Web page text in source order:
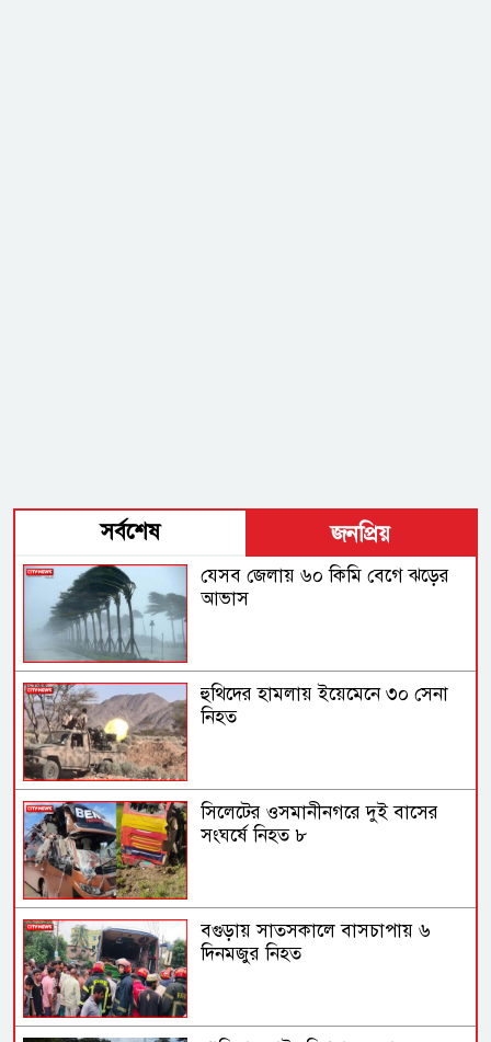
সর্বশেষ জনপ্রিয়
যেসব জেলায় ৬০ কিমি বেগে ঝড়ের
আভাস
হুথিদের হামলায় ইয়েমেনে ৩০ সেনা
নিহত
সিলেটের ওসমানীনগরে দুই বাসের
সংঘর্ষে নিহত ৮
বগুড়ায় সাতসকালে বাসচাপায় ৬
দিনমজুর নিহত